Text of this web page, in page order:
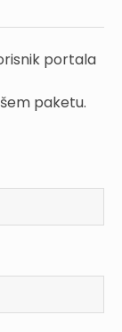
portala
paketu.